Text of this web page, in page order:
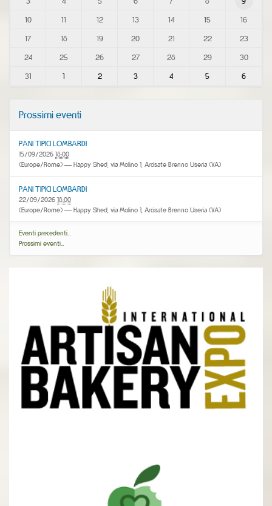
10
11 12 13 14 15
16
17
18 19 20 21 22
23
24
25 26 27 28 29
30
31
1 2 3 4 5 6
Prossimi eventi
PANI TIPICI LOMBARDI
15/09/2026 18:00
(Europe/Rome) — Happy Shed, via Molino 1, Arcisate Brenno Useria (VA)
PANI TIPICI LOMBARDI
22/09/2026 18:00
(Europe/Rome) — Happy Shed, via Molino 1, Arcisate Brenno Useria (VA)
Eventi precedenti…
Prossimi eventi…